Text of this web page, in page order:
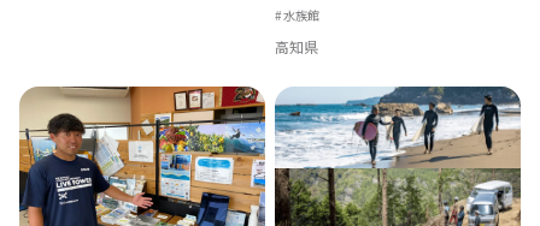
水族館
高知県